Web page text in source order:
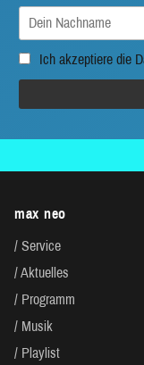
Ich akzeptiere die
max neo
Service
Aktuelles
Programm
Musik
Playlist